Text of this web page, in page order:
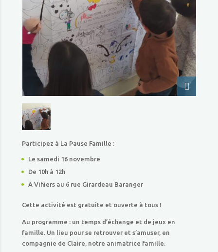
Participez à La Pause Famille :
Le samedi 16 novembre
De 10h à 12h
A Vihiers au 6 rue Girardeau Baranger
Cette activité est gratuite et ouverte à tous !
Au programme : un temps d’échange et de jeux en
famille. Un lieu pour se retrouver et s’amuser, en
compagnie de Claire, notre animatrice famille.